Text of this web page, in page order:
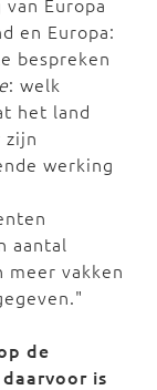
en Europa:
bespreken
: welk
het land
zijn
werking
aantal
vakken
de
is